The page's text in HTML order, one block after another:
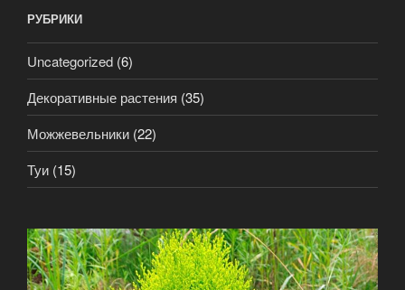
РУБРИКИ
Uncategorized (6)
Декоративные растения (35)
Можжевельники (22)
Туи (15)